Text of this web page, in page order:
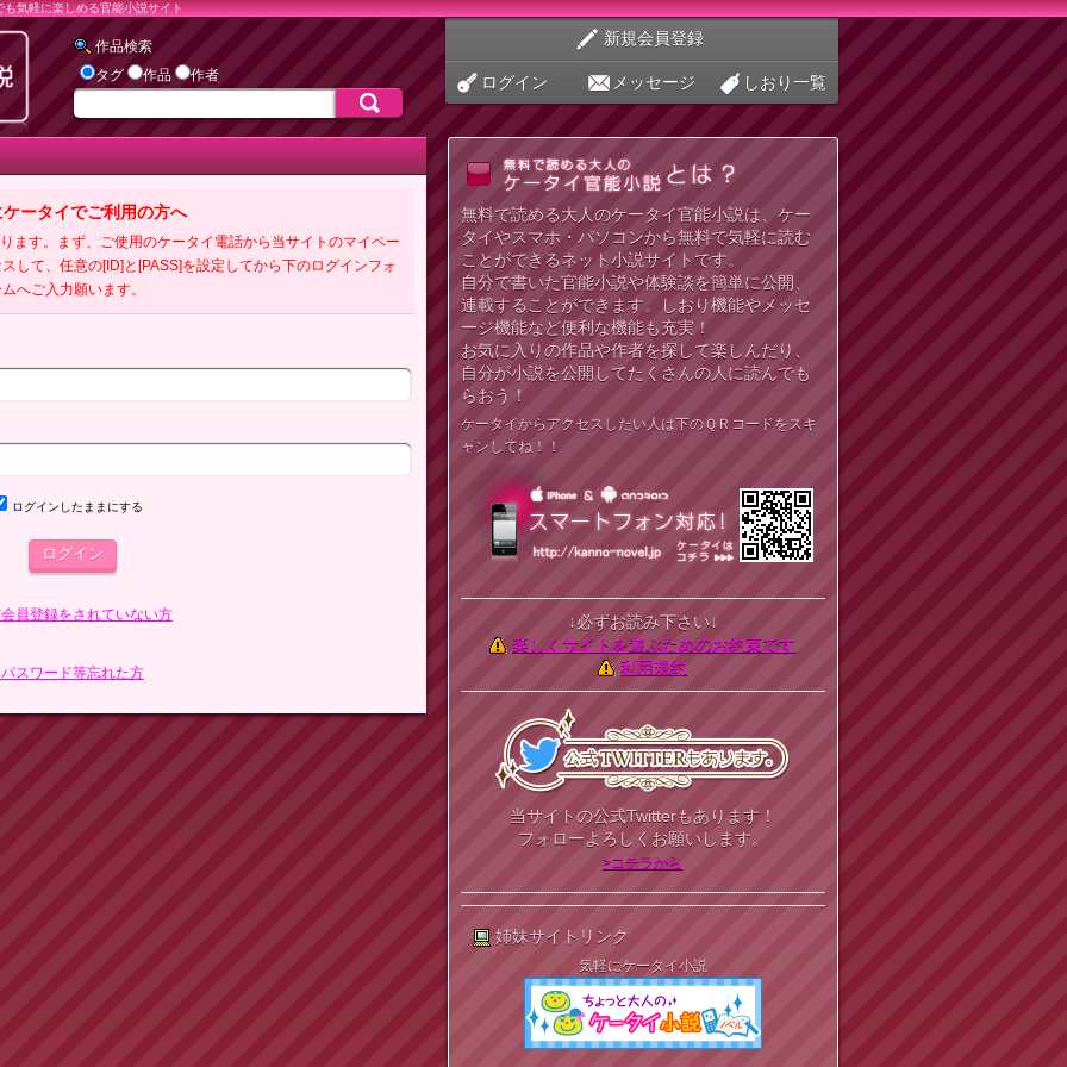
気軽に楽しめる官能小説サイト
作品検索
タグ
作品 作者
新規会員登録
ログイン メッセージ しおり一覧
ータイでご利用の方へ
ます。まず、ご使用のケータイ電話から当サイトのマイペー
して、任意の[ID]と[PASS]を設定してから下のログインフォ
へご入力願います。
ログインしたままにする
員登録をされていない方
スワード等忘れた方
無料で読める大人のケータイ官能小説は、ケー
タイやスマホ・パソコンから無料で気軽に読む
ことができるネット小説サイトです。
自分で書いた官能小説や体験談を簡単に公開、
連載することができます。しおり機能やメッセ
ージ機能など便利な機能も充実！
お気に入りの作品や作者を探して楽しんだり、
自分が小説を公開してたくさんの人に読んでも
らおう！
ケータイからアクセスしたい人は下のＱＲコードをスキ
ャンしてね！！
↓必ずお読み下さい↓
楽しくサイトを遊ぶためのお約束です
利用規約
当サイトの公式Twitterもあります！
フォローよろしくお願いします。
>コチラから
姉妹サイトリンク
気軽にケータイ小説